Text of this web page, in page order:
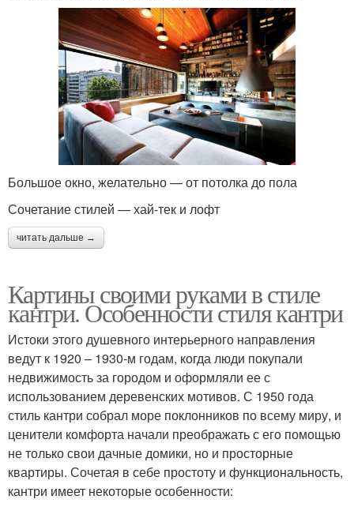
Большое окно, желательно — от потолка до пола
Сочетание стилей — хай-тек и лофт
читать дальше →
Картины своими руками в стиле
кантри. Особенности стиля кантри
Истоки этого душевного интерьерного направления
ведут к 1920 – 1930-м годам, когда люди покупали
недвижимость за городом и оформляли ее с
использованием деревенских мотивов. С 1950 года
стиль кантри собрал море поклонников по всему миру, и
ценители комфорта начали преображать с его помощью
не только свои дачные домики, но и просторные
квартиры. Сочетая в себе простоту и функциональность,
кантри имеет некоторые особенности: